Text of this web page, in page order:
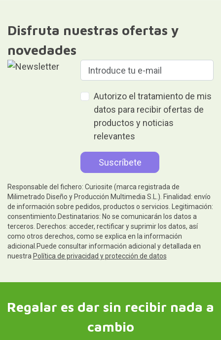
Disfruta nuestras ofertas y
novedades
Autorizo el tratamiento de mis
datos para recibir ofertas de
productos y noticias
relevantes
Responsable del fichero: Curiosite (marca registrada de
Milimetrado Diseño y Producción Multimedia S.L.). Finalidad: envío
de información sobre pedidos, productos o servicios. Legitimación:
consentimiento.Destinatarios: No se comunicarán los datos a
terceros. Derechos: acceder, rectificar y suprimir los datos, así
como otros derechos, como se explica en la información
adicional.Puede consultar información adicional y detallada en
nuestra Política de privacidad y protección de datos
Regalar es dar sin recibir nada a
cambio